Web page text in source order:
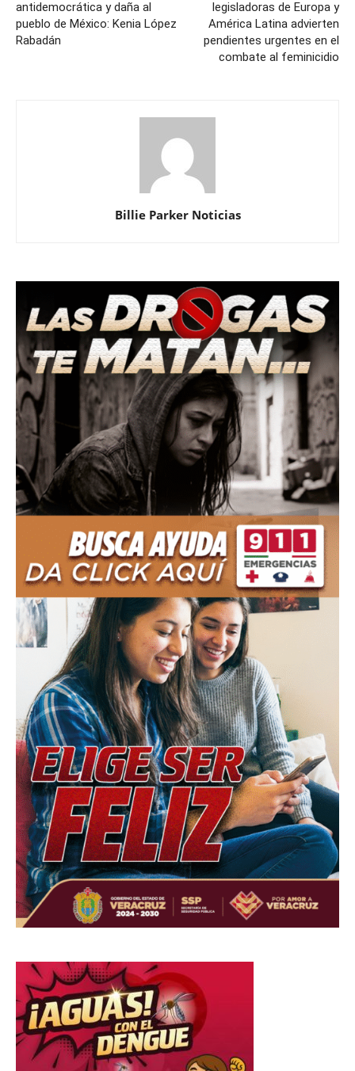
antidemocrática y daña al
pueblo de México: Kenia López
Rabadán
legisladoras de Europa y
América Latina advierten
pendientes urgentes en el
combate al feminicidio
Billie Parker Noticias